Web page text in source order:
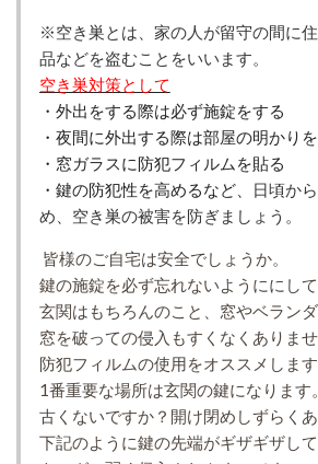
※空き巣とは、家の人が留守の間に
品などを盗むことをいいます。
空き巣対策として
・外出をする際は必ず施錠をする
・夜間に外出する際は部屋の明かり
・窓ガラスに防犯フィルムを貼る
・鍵の防犯性を高めるなど、
日頃か
め、空き巣の被害を防ぎましょう。
皆様のご自宅は安全でしょうか。
鍵の施錠を必ず忘れないようににして
玄関はもちろんのこと、窓やベランダ
窓を破っての侵入もすくなくありま
防犯フィルムの使用をオススメします
1番重要な場所は玄関の鍵になります
古くないですか？開け閉めしずらく
下記のように鍵の先端がギザギザし